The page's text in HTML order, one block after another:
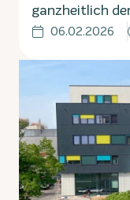
ganzheitlich
06.02.2026